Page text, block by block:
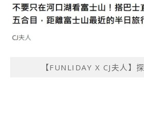
【FUNLIDAY X CJ夫人】